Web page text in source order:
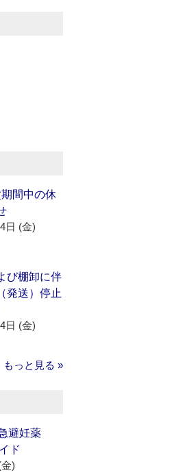
間中の休
日 (金)
び棚卸に伴
発送）停止
日 (金)
もっと見る »
避妊薬
ド
)